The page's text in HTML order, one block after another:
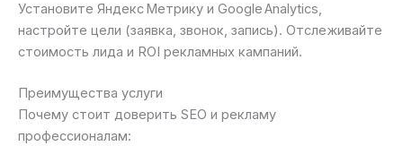
Установите Яндекс Метрику и Google Analytics,
настройте цели (заявка, звонок, запись). Отслеживайте
стоимость лида и ROI рекламных кампаний.
Преимущества услуги
Почему стоит доверить SEO и рекламу
профессионалам: